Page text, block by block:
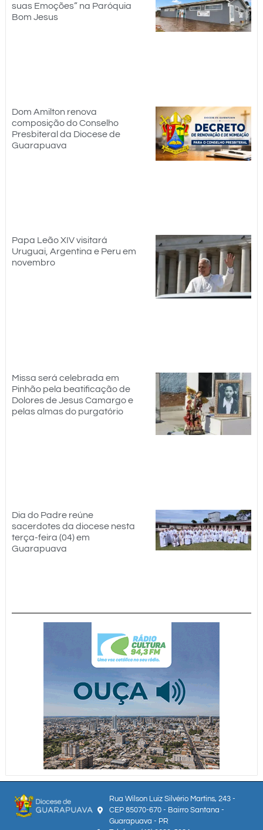
suas Emoções” na Paróquia
Bom Jesus
Dom Amilton renova
composição do Conselho
Presbiteral da Diocese de
Guarapuava
Papa Leão XIV visitará
Uruguai, Argentina e Peru em
novembro
Missa será celebrada em
Pinhão pela beatificação de
Dolores de Jesus Camargo e
pelas almas do purgatório
Dia do Padre reúne
sacerdotes da diocese nesta
terça-feira (04) em
Guarapuava
Rua Wilson Luiz Silvério Martins, 243 -
CEP 85070-670 - Bairro Santana -
Guarapuava - PR